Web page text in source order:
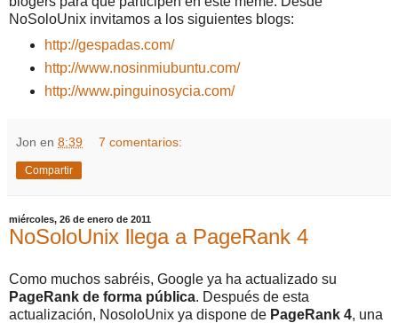
NoSoloUnix invitamos a los siguientes blogs:
http://gespadas.com/
http://www.nosinmiubuntu.com/
http://www.pinguinosycia.com/
Jon en 8:39 7 comentarios:
Compartir
miércoles, 26 de enero de 2011
NoSoloUnix llega a PageRank 4
Como muchos sabréis, Google ya ha actualizado su
PageRank de forma pública. Después de esta
actualización, NosoloUnix ya dispone de PageRank 4, una